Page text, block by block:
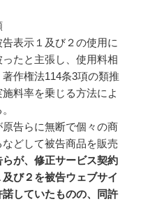
表示１及び２の使用に
たと主張し、使用料相
作権法114条3項の類推
料率を乗じる方法によ
原告らに無断で個々の商
どして被告商品を販売
らが、修正サービス契約
び２を被告ウェブサイ
していたものの、同許